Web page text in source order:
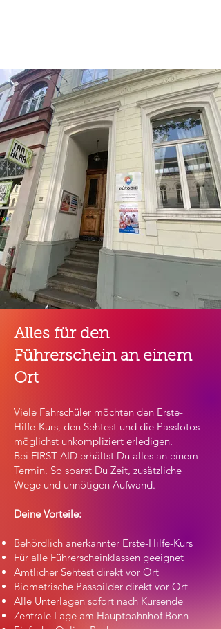
Alles für den
Führerschein an einem
Ort
​Viele Fahrschüler möchten den Erste-
Hilfe-Kurs, den Sehtest und die Passfotos
möglichst unkompliziert erledigen.
Bei FIRST AID erhältst Du alles an einem
Termin. So sparst Du Zeit, zusätzliche
Wege und unnötigen Aufwand.
Deine Vorteile:
Behördlich anerkannter Erste-Hilfe-Kurs
Für alle Führerscheinklassen geeignet
Amtlicher Sehtest direkt vor Ort
Biometrische Passbilder direkt vor Ort
Alle Unterlagen sofort nach Kursende
Zentrale Lage am Hauptbahnhof Bonn